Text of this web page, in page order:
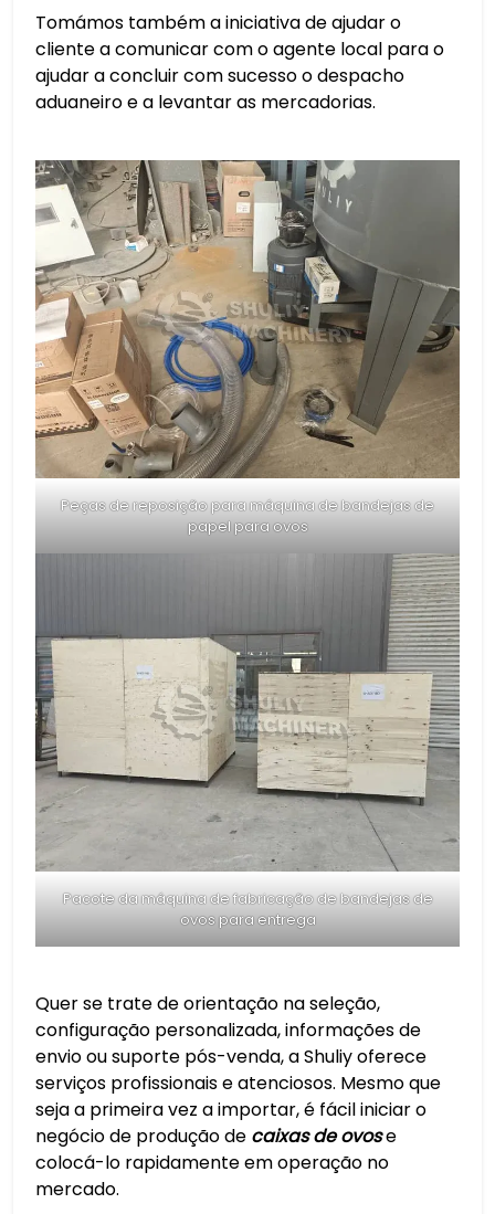
Tomámos também a iniciativa de ajudar o
cliente a comunicar com o agente local para o
ajudar a concluir com sucesso o despacho
aduaneiro e a levantar as mercadorias.
Peças de reposição para máquina de bandejas de
papel para ovos
Pacote da máquina de fabricação de bandejas de
ovos para entrega
Quer se trate de orientação na seleção,
configuração personalizada, informações de
envio ou suporte pós-venda, a Shuliy oferece
serviços profissionais e atenciosos. Mesmo que
seja a primeira vez a importar, é fácil iniciar o
negócio de produção de caixas de ovose
colocá-lo rapidamente em operação no
mercado.